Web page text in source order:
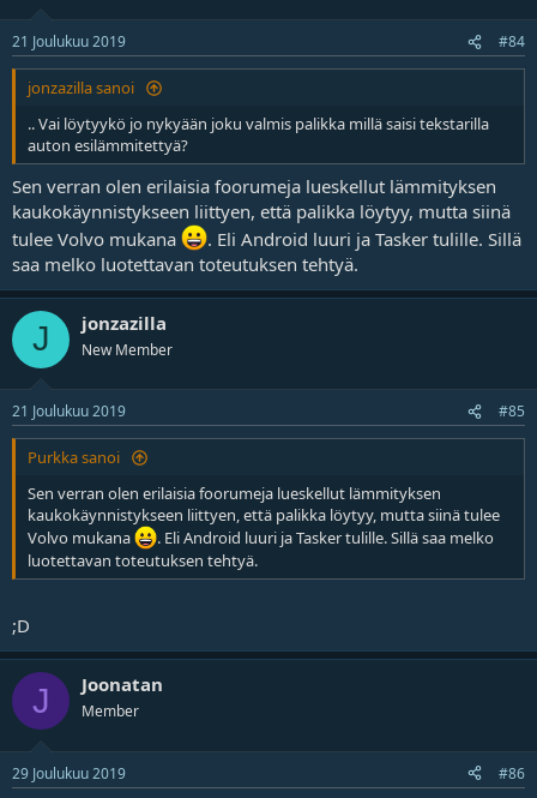
t
21 Joulukuu 2019 #84
jonzazilla sanoi
.. Vai löytyykö jo nykyään joku valmis palikka millä saisi tekstarilla
auton esilämmitettyä?
Sen verran olen erilaisia foorumeja lueskellut lämmityksen
kaukokäynnistykseen liittyen, että palikka löytyy, mutta siinä
tulee Volvo mukana
. Eli Android luuri ja Tasker tulille. Sillä
saa melko luotettavan toteutuksen tehtyä.
J jonzazilla
New Member
21 Joulukuu 2019 #85
Purkka sanoi
Sen verran olen erilaisia foorumeja lueskellut lämmityksen
kaukokäynnistykseen liittyen, että palikka löytyy, mutta siinä tulee
Volvo mukana
. Eli Android luuri ja Tasker tulille. Sillä saa melko
luotettavan toteutuksen tehtyä.
;D
J Joonatan
Member
29 Joulukuu 2019 #86